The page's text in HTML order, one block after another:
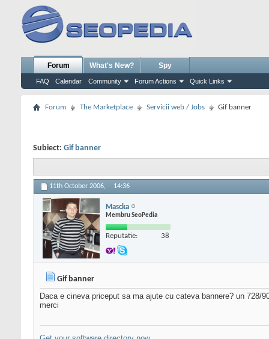
Forum
FAQ Calendar Community Forum Actions Quick Links
What's New? Spy
Forum The Marketplace Servicii web / Jobs Gif banner
Subiect: Gif banner
11th October 2006, 14:36
Mascka
Membru SeoPedia
Reputatie: 38
Gif banner
Daca e cineva priceput sa ma ajute cu cateva bannere? un 728/
merci